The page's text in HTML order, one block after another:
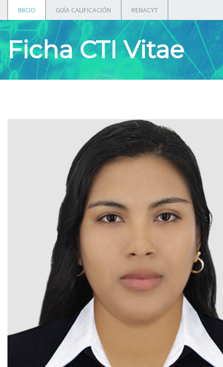
INICIO GUÍA CALIFICACIÓN RENACYT
Ficha CTI Vitae